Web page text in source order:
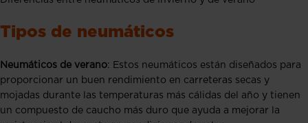
Tipos de neumáticos
Neumáticos de verano: Estos neumáticos están diseñados para
proporcionar un buen rendimiento en carreteras secas y
mojadas durante las temperaturas más cálidas del año y tienen
un compuesto de caucho más duro que ayuda a mejorar la